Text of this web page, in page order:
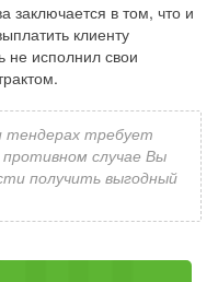
заключается в том, что и
клиенту
не исполнил свои
тендерах требует
противном случае Вы
получить выгодный